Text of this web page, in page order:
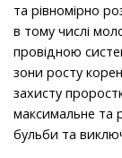
та рівномірно
в тому числі
провідною
зони росту
захисту
максимальне та
бульби та